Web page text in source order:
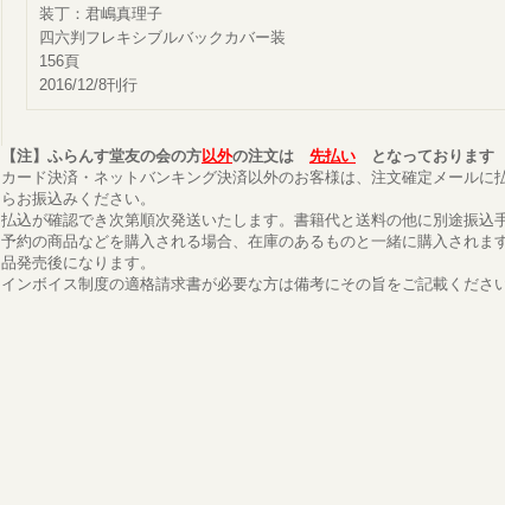
装丁：君嶋真理子
四六判フレキシブルバックカバー装
156頁
2016/12/8刊行
【注】ふらんす堂友の会の方以外の注文は 先払い となっております
カード決済・ネットバンキング決済以外のお客様は、注文確定メールに
らお振込みください。
払込が確認でき次第順次発送いたします。書籍代と送料の他に別途振込
予約の商品などを購入される場合、在庫のあるものと一緒に購入されま
品発売後になります。
インボイス制度の適格請求書が必要な方は備考にその旨をご記載ください